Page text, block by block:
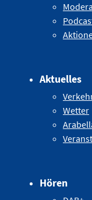
Aktuelles
Wetter
Hören